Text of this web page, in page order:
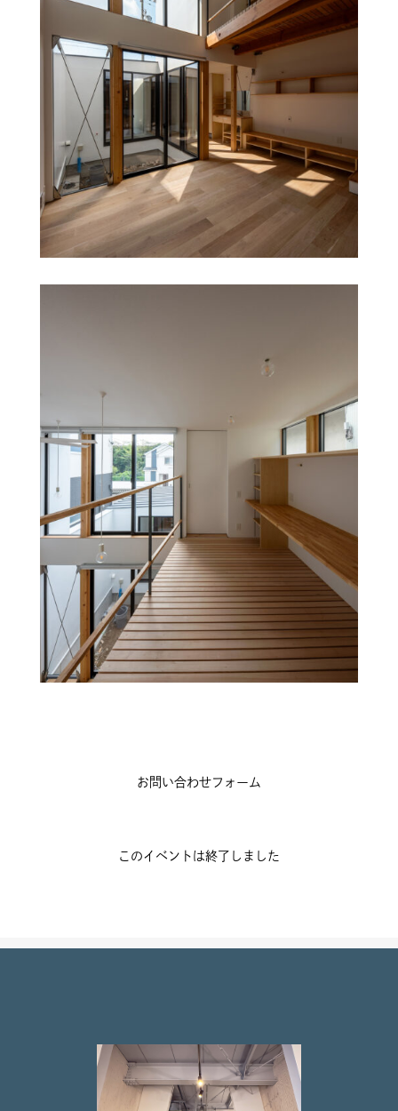
お問い合わせフォーム
このイベントは終了しました